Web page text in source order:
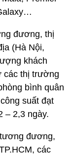
đương, thị
(Hà Nội,
khách
các thị trường
bình quân
suất đạt
– 2,3 ngày.
đương,
các